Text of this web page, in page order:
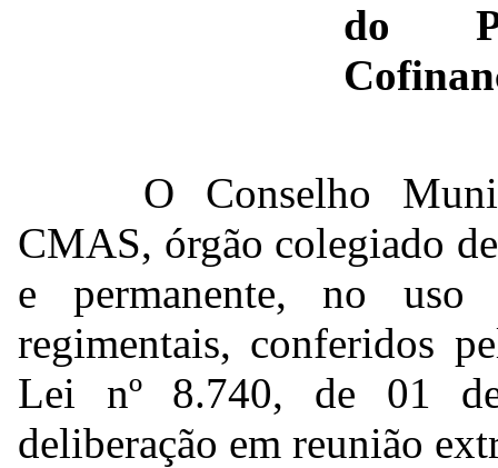
do
O Conselho
CMAS, órgão colegiado
e permanente, no uso
regimentais, conferidos
Lei nº 8.740, de 01
deliberação em reunião